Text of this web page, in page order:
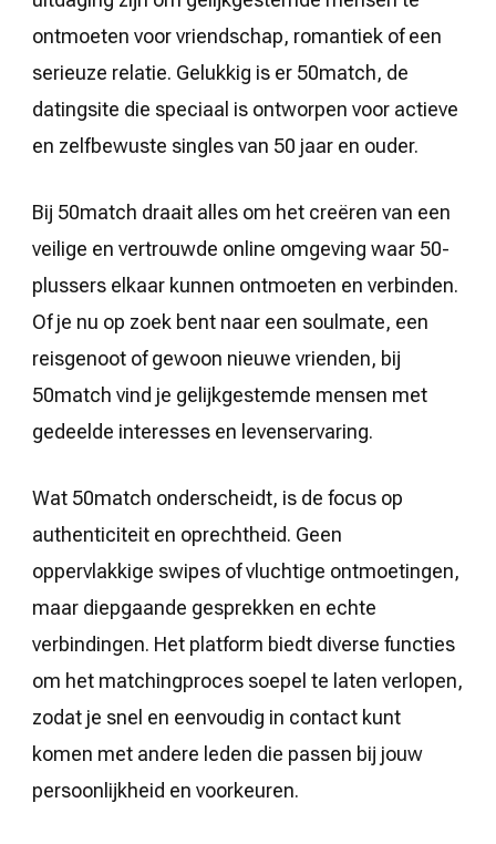
ontmoeten voor vriendschap, romantiek of een
serieuze relatie. Gelukkig is er 50match, de
datingsite die speciaal is ontworpen voor actieve
en zelfbewuste singles van 50 jaar en ouder.
Bij 50match draait alles om het creëren van een
veilige en vertrouwde online omgeving waar 50-
plussers elkaar kunnen ontmoeten en verbinden.
Of je nu op zoek bent naar een soulmate, een
reisgenoot of gewoon nieuwe vrienden, bij
50match vind je gelijkgestemde mensen met
gedeelde interesses en levenservaring.
Wat 50match onderscheidt, is de focus op
authenticiteit en oprechtheid. Geen
oppervlakkige swipes of vluchtige ontmoetingen,
maar diepgaande gesprekken en echte
verbindingen. Het platform biedt diverse functies
om het matchingproces soepel te laten verlopen,
zodat je snel en eenvoudig in contact kunt
komen met andere leden die passen bij jouw
persoonlijkheid en voorkeuren.